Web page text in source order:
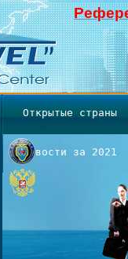
Открытые страны
Новости за 2021